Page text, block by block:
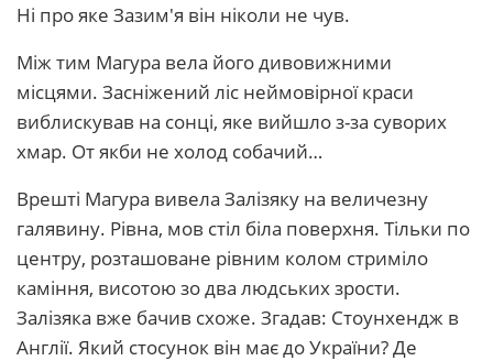
Ні про яке Зазим'я він ніколи не чув.
Між тим Магура вела його дивовижними
місцями. Засніжений ліс неймовірної краси
виблискував на сонці, яке вийшло з-за суворих
хмар. От якби не холод собачий…
Врешті Магура вивела Залізяку на величезну
галявину. Рівна, мов стіл біла поверхня. Тільки по
центру, розташоване рівним колом стриміло
каміння, висотою зо два людських зрости.
Залізяка вже бачив схоже. Згадав: Стоунхендж в
Англії. Який стосунок він має до України? Де